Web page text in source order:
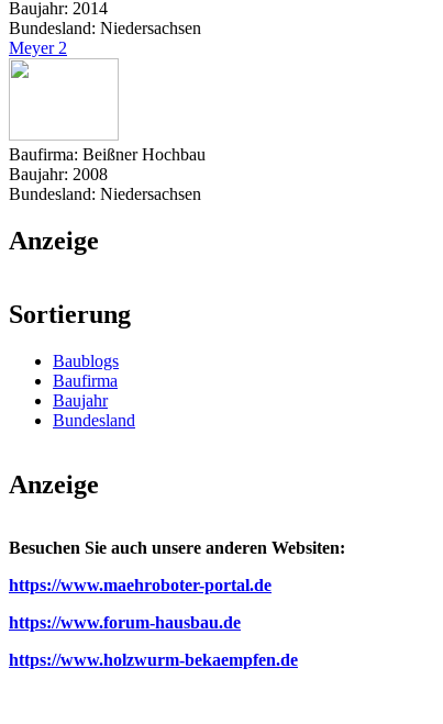
Baujahr: 2014
Bundesland: Niedersachsen
Meyer 2
Baufirma: Beißner Hochbau
Baujahr: 2008
Bundesland: Niedersachsen
Anzeige
Sortierung
Baublogs
Baufirma
Baujahr
Bundesland
Anzeige
Besuchen Sie auch unsere anderen Websiten:
https://www.maehroboter-portal.de
https://www.forum-hausbau.de
https://www.holzwurm-bekaempfen.de